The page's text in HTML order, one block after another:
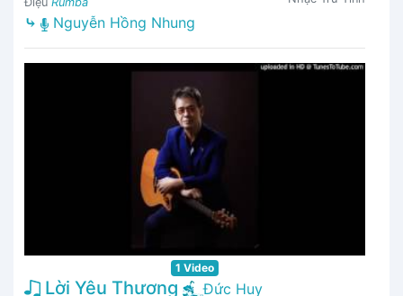
⤷ Nguyễn Hồng Nhung
1 Video
Lời Yêu Thương
Đức Huy